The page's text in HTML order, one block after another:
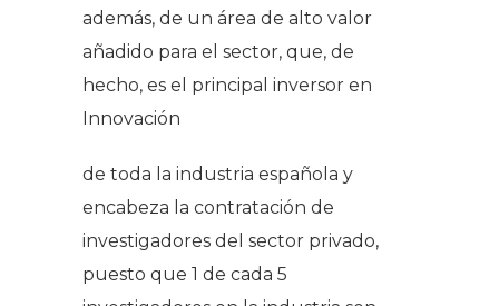
además, de un área de alto valor
añadido para el sector, que, de
hecho, es el principal inversor en
Innovación
de toda la industria española y
encabeza la contratación de
investigadores del sector privado,
puesto que 1 de cada 5